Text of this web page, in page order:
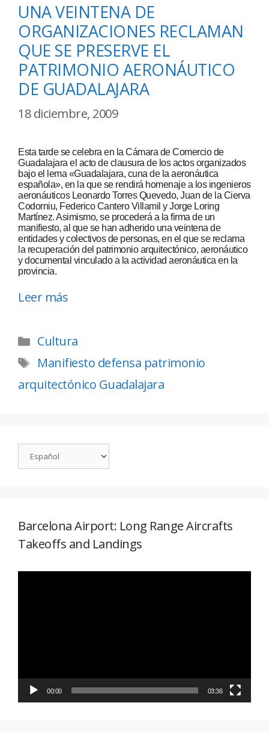
UNA VEINTENA DE
ORGANIZACIONES RECLAMAN
QUE SE PRESERVE EL
PATRIMONIO AERONÁUTICO
DE GUADALAJARA
18 diciembre, 2009
Esta tarde se celebra en la Cámara de Comercio de
Guadalajara el acto de clausura de los actos organizados
bajo el lema «Guadalajara, cuna de la aeronáutica
española», en la que se rendirá homenaje a los ingenieros
aeronáuticos Leonardo Torres Quevedo, Juan de la Cierva
Codorniu, Federico Cantero Villamil y Jorge Loring
Martínez. Asimismo, se procederá a la firma de un
manifiesto, al que se han adherido una veintena de
entidades y colectivos de personas, en el que se reclama
la recuperación del patrimonio arquitectónico, aeronáutico
y documental vinculado a la actividad aeronáutica en la
provincia.
Leer más
Cultura
Manifiesto defensa patrimonio
arquitectónico Guadalajara
Barcelona Airport: Long Range Aircrafts
Takeoffs and Landings
00:00 03:36